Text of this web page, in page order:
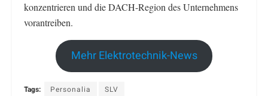
konzentrieren und die DACH-Region des Unternehmens
vorantreiben.
Mehr Elektrotechnik-News
Tags: Personalia SLV